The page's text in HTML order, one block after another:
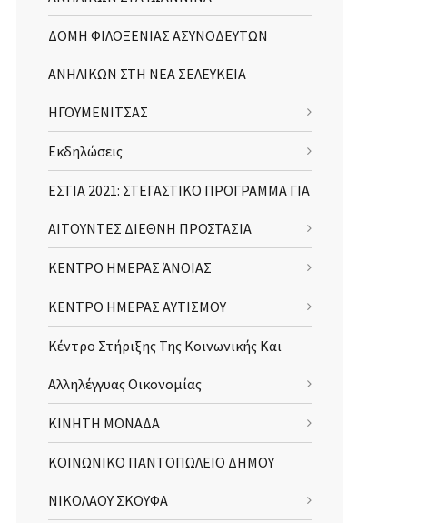
ΔΟΜΗ ΦΙΛΟΞΕΝΙΑΣ ΑΣΥΝΟΔΕΥΤΩΝ
ΑΝΗΛΙΚΩΝ ΣΤΗ ΝΕΑ ΣΕΛΕΥΚΕΙΑ
ΗΓΟΥΜΕΝΙΤΣΑΣ
Εκδηλώσεις
ΕΣΤΙΑ 2021: ΣΤΕΓΑΣΤΙΚΟ ΠΡΟΓΡΑΜΜΑ ΓΙΑ
ΑΙΤΟΥΝΤΕΣ ΔΙΕΘΝΗ ΠΡΟΣΤΑΣΙΑ
ΚΕΝΤΡΟ ΗΜΕΡΑΣ ΆΝΟΙΑΣ
ΚΕΝΤΡΟ ΗΜΕΡΑΣ ΑΥΤΙΣΜΟΥ
Κέντρο Στήριξης Της Κοινωνικής Και
Αλληλέγγυας Οικονομίας
ΚΙΝΗΤΗ ΜΟΝΑΔΑ
ΚΟΙΝΩΝΙΚΟ ΠΑΝΤΟΠΩΛΕΙΟ ΔΗΜΟΥ
ΝΙΚΟΛΑΟΥ ΣΚΟΥΦΑ